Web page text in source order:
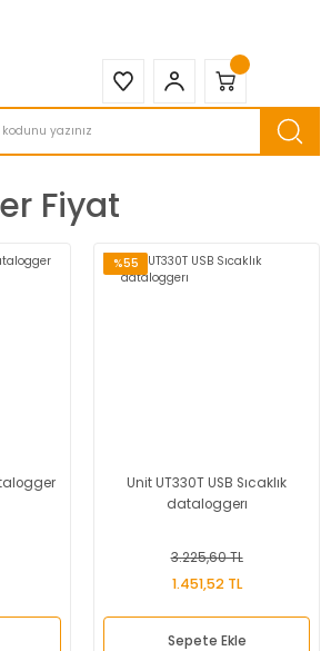
Fiyat
%55
Unit UT330T USB Sıcaklık
dataloggerı
3.225,60 TL
1.451,52 TL
Sepete Ekle